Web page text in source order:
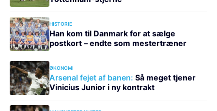
HISTORIE
Han kom til Danmark for at sælge
postkort – endte som mestertræner
ØKONOMI
Arsenal fejet af banen: Så meget tjener
Vinicius Junior i ny kontrakt